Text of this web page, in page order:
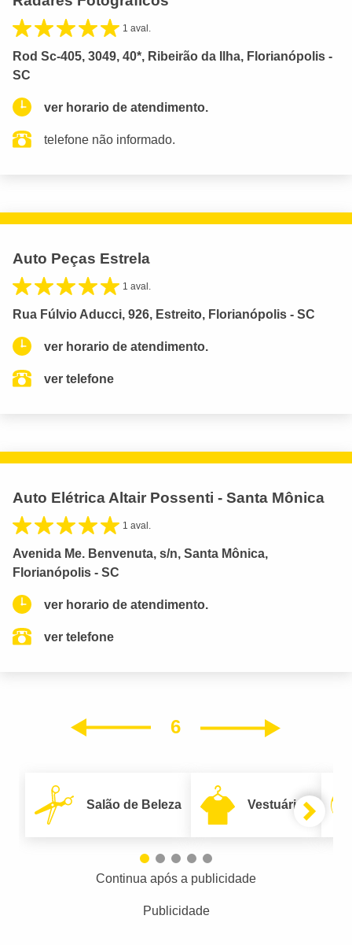
1 aval.
Rod Sc-405, 3049, 40*, Ribeirão da Ilha, Florianópolis -
SC
ver horario de atendimento.
telefone não informado.
Auto Peças Estrela
1 aval.
Rua Fúlvio Aducci, 926, Estreito, Florianópolis - SC
ver horario de atendimento.
ver telefone
Auto Elétrica Altair Possenti - Santa Mônica
1 aval.
Avenida Me. Benvenuta, s/n, Santa Mônica,
Florianópolis - SC
ver horario de atendimento.
ver telefone
6
Salão de Beleza Vestuário
Continua após a publicidade
Publicidade